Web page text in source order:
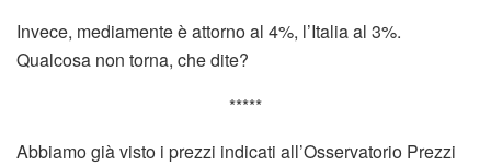
Invece, mediamente è attorno al 4%, l’Italia al 3%.
Qualcosa non torna, che dite?
*****
Abbiamo già visto i prezzi indicati all’Osservatorio Prezzi